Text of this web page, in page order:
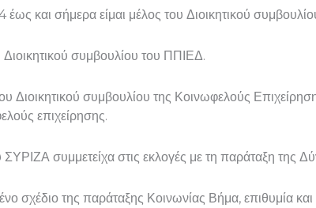
και σήμερα είμαι μέλος του Διοικητικού
συμβουλίου του ΠΠΙΕΔ.
Διοικητικού συμβουλίου της Κοινωφελούς
επιχείρησης.
συμμετείχα στις εκλογές με τη παράταξη της
σχέδιο της παράταξης Κοινωνίας Βήμα, επιθυμία